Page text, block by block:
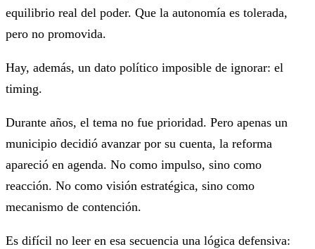
equilibrio real del poder. Que la autonomía es tolerada,
pero no promovida.
Hay, además, un dato político imposible de ignorar: el
timing.
Durante años, el tema no fue prioridad. Pero apenas un
municipio decidió avanzar por su cuenta, la reforma
apareció en agenda. No como impulso, sino como
reacción. No como visión estratégica, sino como
mecanismo de contención.
Es difícil no leer en esa secuencia una lógica defensiva: